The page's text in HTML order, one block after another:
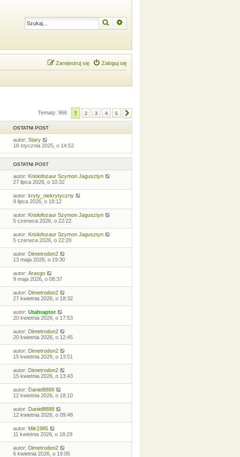
Szukaj
Zaloguj się
Zarejestruj się
Tematy: 966 1 2 3 4 5
OSTATNI POST
autor: Stary
18 stycznia 2025, o 14:52
OSTATNI POST
autor: Kriolofozaur Szymon Jagusztyn
27 lipca 2026, o 10:32
autor: kryty_niekrytyczny
9 lipca 2026, o 18:12
autor: Kriolofozaur Szymon Jagusztyn
5 czerwca 2026, o 22:22
autor: Kriolofozaur Szymon Jagusztyn
5 czerwca 2026, o 22:20
autor: Dimetrodon2
13 maja 2026, o 19:30
autor: Arasgo
9 maja 2026, o 08:37
autor: Dimetrodon2
27 kwietnia 2026, o 18:32
autor: Utahraptor
20 kwietnia 2026, o 17:53
autor: Dimetrodon2
20 kwietnia 2026, o 12:45
autor: Dimetrodon2
15 kwietnia 2026, o 13:51
autor: Dimetrodon2
15 kwietnia 2026, o 13:43
autor: Daniel8888
12 kwietnia 2026, o 18:10
autor: Daniel8888
12 kwietnia 2026, o 09:48
autor: Mik1985
11 kwietnia 2026, o 18:29
autor: Dimetrodon2
6 kwietnia 2026, o 19:05